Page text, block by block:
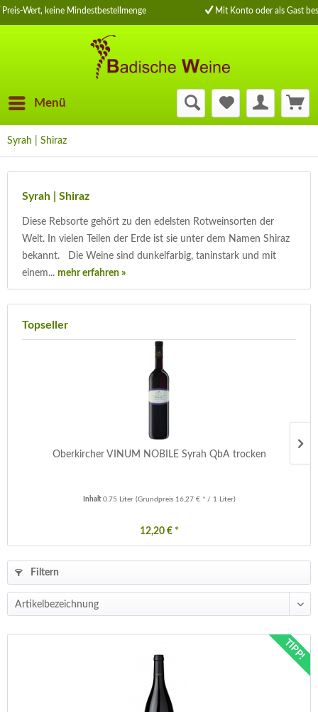
Wert, keine Mindestbestellmenge Mit Konto oder als Gast
Menü
Syrah | Shiraz
Syrah | Shiraz
Diese Rebsorte gehört zu den edelsten Rotweinsorten der
Welt. In vielen Teilen der Erde ist sie unter dem Namen Shiraz
bekannt. Die Weine sind dunkelfarbig, taninstark und mit
einem... mehr erfahren »
Topseller
Oberkircher VINUM NOBILE Syrah QbA trocken
Inhalt 0.75 Liter (Grundpreis 16,27 € * / 1 Liter)
12,20 € *
Filtern
TIPP!